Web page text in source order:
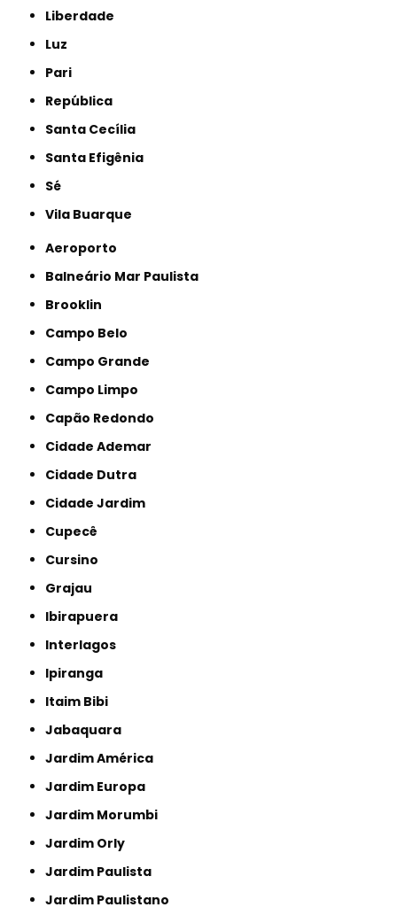
Liberdade
Luz
Pari
República
Santa Cecília
Santa Efigênia
Sé
Vila Buarque
Aeroporto
Balneário Mar Paulista
Brooklin
Campo Belo
Campo Grande
Campo Limpo
Capão Redondo
Cidade Ademar
Cidade Dutra
Cidade Jardim
Cupecê
Cursino
Grajau
Ibirapuera
Interlagos
Ipiranga
Itaim Bibi
Jabaquara
Jardim América
Jardim Europa
Jardim Morumbi
Jardim Orly
Jardim Paulista
Jardim Paulistano